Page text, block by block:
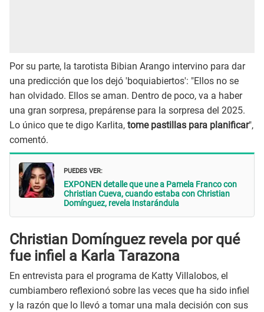
Por su parte, la tarotista Bibian Arango intervino para dar
una predicción que los dejó 'boquiabiertos': "Ellos no se
han olvidado. Ellos se aman. Dentro de poco, va a haber
una gran sorpresa, prepárense para la sorpresa del 2025.
Lo único que te digo Karlita, tome pastillas para planificar",
comentó.
PUEDES VER:
EXPONEN detalle que une a Pamela Franco con
Christian Cueva, cuando estaba con Christian
Domínguez, revela Instarándula
Christian Domínguez revela por qué
fue infiel a Karla Tarazona
En entrevista para el programa de Katty Villalobos, el
cumbiambero reflexionó sobre las veces que ha sido infiel
y la razón que lo llevó a tomar una mala decisión con sus